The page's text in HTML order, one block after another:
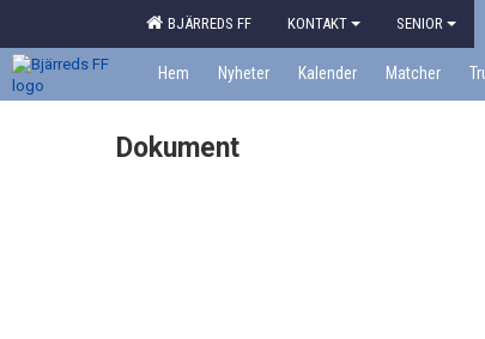
BJÄRREDS FF KONTAKT SENIOR
Hem Nyheter Kalender Matcher
Dokument